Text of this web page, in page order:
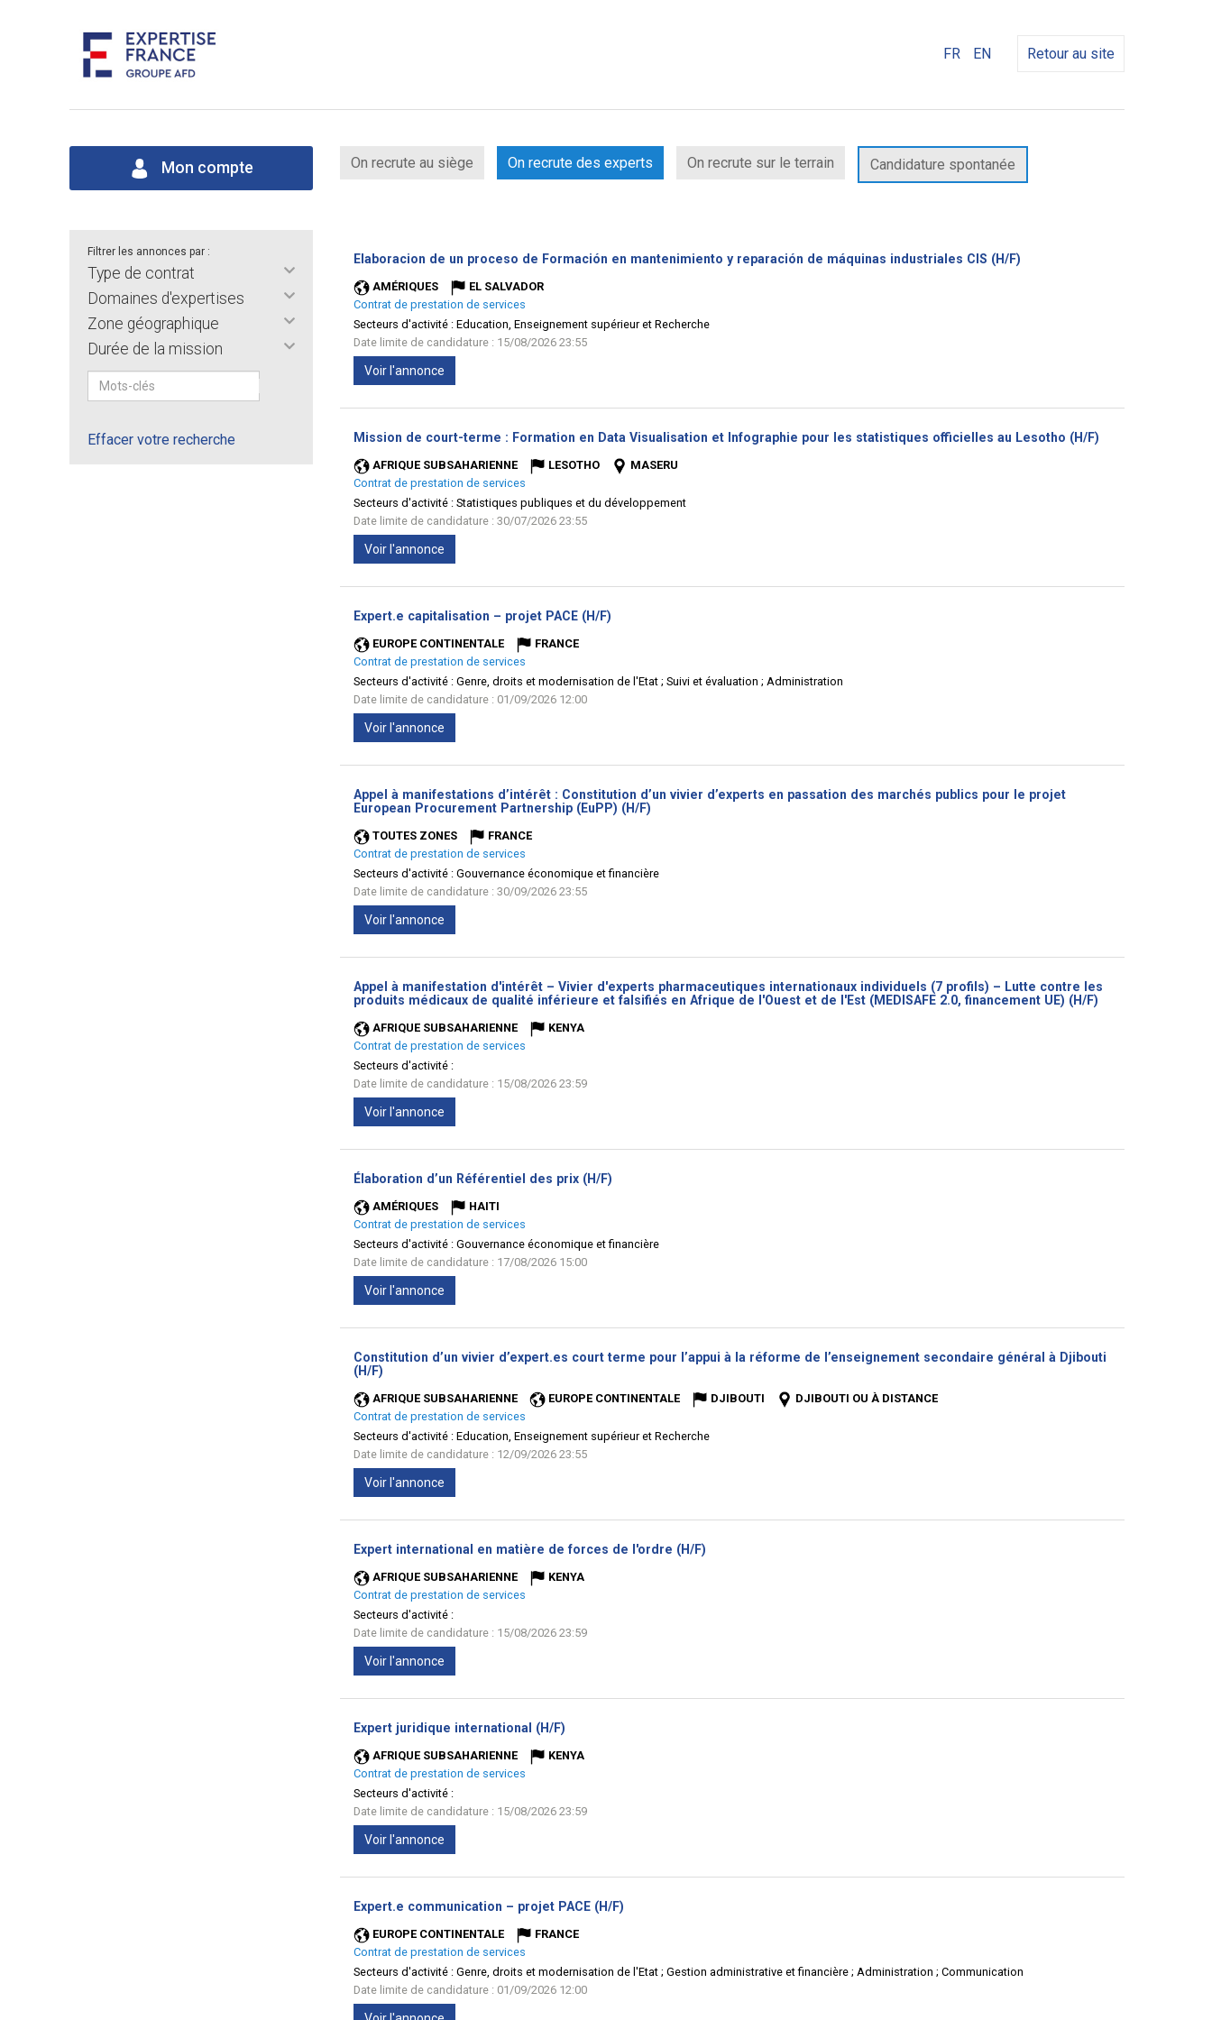
FR EN Retour au site
Mon compte On recrute au siège On recrute des experts On recrute sur le terrain Candidature spontanée
Filtrer les annonces par :
Type de contrat
Domaines d'expertises
Zone géographique
Durée de la mission
Effacer votre recherche
Elaboracion de un proceso de Formación en mantenimiento y reparación de máquinas industriales CIS (H/F)
AMÉRIQUES
EL SALVADOR
Contrat de prestation de services
Secteurs d'activité : Education, Enseignement supérieur et Recherche
Date limite de candidature : 15/08/2026 23:55
Voir l'annonce
Mission de court-terme : Formation en Data Visualisation et Infographie pour les statistiques officielles au Lesotho (H/F)
AFRIQUE SUBSAHARIENNE LESOTHO
MASERU
Contrat de prestation de services
Secteurs d'activité : Statistiques publiques et du développement
Date limite de candidature : 30/07/2026 23:55
Voir l'annonce
Expert.e capitalisation – projet PACE (H/F)
EUROPE CONTINENTALE
FRANCE
Contrat de prestation de services
Secteurs d'activité : Genre, droits et modernisation de l'Etat ; Suivi et évaluation ; Administration
Date limite de candidature : 01/09/2026 12:00
Voir l'annonce
Appel à manifestations d’intérêt : Constitution d’un vivier d’experts en passation des marchés publics pour le projet
European Procurement Partnership (EuPP) (H/F)
TOUTES ZONES
FRANCE
Contrat de prestation de services
Secteurs d'activité : Gouvernance économique et financière
Date limite de candidature : 30/09/2026 23:55
Voir l'annonce
Appel à manifestation d'intérêt – Vivier d'experts pharmaceutiques internationaux individuels (7 profils) – Lutte contre les
produits médicaux de qualité inférieure et falsifiés en Afrique de l'Ouest et de l'Est (MEDISAFE 2.0, financement UE) (H/F)
AFRIQUE SUBSAHARIENNE
KENYA
Contrat de prestation de services
Secteurs d'activité :
Date limite de candidature : 15/08/2026 23:59
Voir l'annonce
Élaboration d’un Référentiel des prix (H/F)
AMÉRIQUES
HAITI
Contrat de prestation de services
Secteurs d'activité : Gouvernance économique et financière
Date limite de candidature : 17/08/2026 15:00
Voir l'annonce
Constitution d’un vivier d’expert.es court terme pour l’appui à la réforme de l’enseignement secondaire général à Djibouti
(H/F)
AFRIQUE SUBSAHARIENNE EUROPE CONTINENTALE DJIBOUTI
DJIBOUTI OU À DISTANCE
Contrat de prestation de services
Secteurs d'activité : Education, Enseignement supérieur et Recherche
Date limite de candidature : 12/09/2026 23:55
Voir l'annonce
Expert international en matière de forces de l'ordre (H/F)
AFRIQUE SUBSAHARIENNE
KENYA
Contrat de prestation de services
Secteurs d'activité :
Date limite de candidature : 15/08/2026 23:59
Voir l'annonce
Expert juridique international (H/F)
AFRIQUE SUBSAHARIENNE
KENYA
Contrat de prestation de services
Secteurs d'activité :
Date limite de candidature : 15/08/2026 23:59
Voir l'annonce
Expert.e communication – projet PACE (H/F)
EUROPE CONTINENTALE
FRANCE
Contrat de prestation de services
Secteurs d'activité : Genre, droits et modernisation de l'Etat ; Gestion administrative et financière ; Administration ; Communication
Date limite de candidature : 01/09/2026 12:00